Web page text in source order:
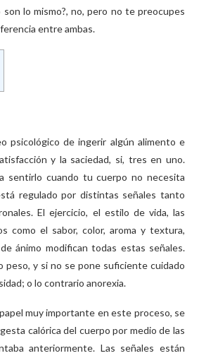
son lo mismo?, no, pero no te preocupes
entre ambas.
psicológico de ingerir algún alimento e
y la saciedad, si, tres en uno.
sentirlo cuando tu cuerpo no necesita
regulado por distintas señales tanto
El ejercicio, el estilo de vida, las
como el sabor, color, aroma y textura,
ánimo modifican todas estas señales.
y si no se pone suficiente cuidado
o lo contrario anorexia.
muy importante en este proceso, se
calórica del cuerpo por medio de las
anteriormente. Las señales están